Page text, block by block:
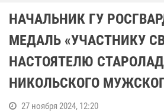
НАЧАЛЬНИК ГУ
МЕДАЛЬ «УЧАСТНИКУ
НАСТОЯТЕЛЮ
НИКОЛЬСКОГО
27 ноября 2024, 12:20